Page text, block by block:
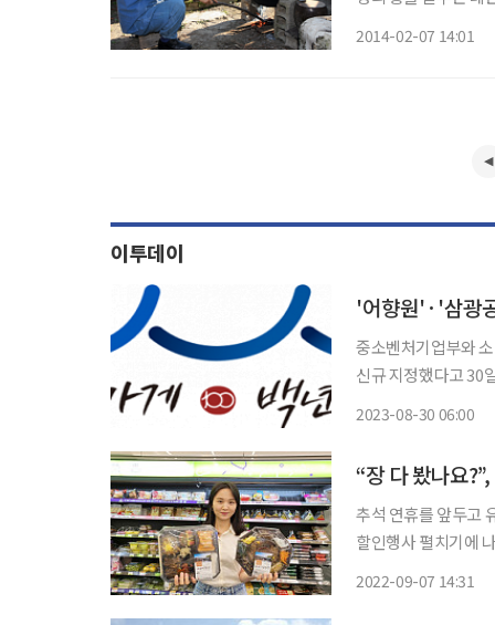
2014-02-07 14:01
이투데이
'어향원'·'삼광
중소벤처기업부와
신규 지정했다고 30일 밝혔다. 백년가게는 30년 이상 고유사
2023-08-30 06:00
“장 다 봤나요
추석 연휴를 앞두고
할인행사 펼치기에
2022-09-07 14:31